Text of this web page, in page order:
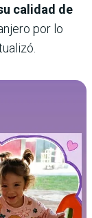
calidad de
por lo